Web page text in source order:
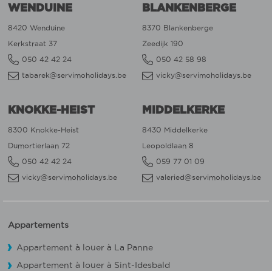
WENDUINE
8420 Wenduine
Kerkstraat 37
050 42 42 24
tabarek@servimoholidays.be
BLANKENBERGE
8370 Blankenberge
Zeedijk 190
050 42 58 98
vicky@servimoholidays.be
KNOKKE-HEIST
8300 Knokke-Heist
Dumortierlaan 72
050 42 42 24
vicky@servimoholidays.be
MIDDELKERKE
8430 Middelkerke
Leopoldlaan 8
059 77 01 09
valeried@servimoholidays.be
Appartements
Appartement à louer à La Panne
Appartement à louer à Sint-Idesbald